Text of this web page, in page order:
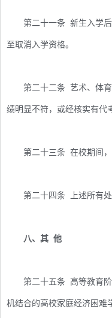
第二十一条 新生入学后
至取消入学资格。
第二十二条 艺术、体育
绩明显不符，或经核实有代
第二十三条 在校期间，
第二十四条 上述所有处
八、其 他
第二十五条 高等教育阶
机结合的高校家庭经济困难